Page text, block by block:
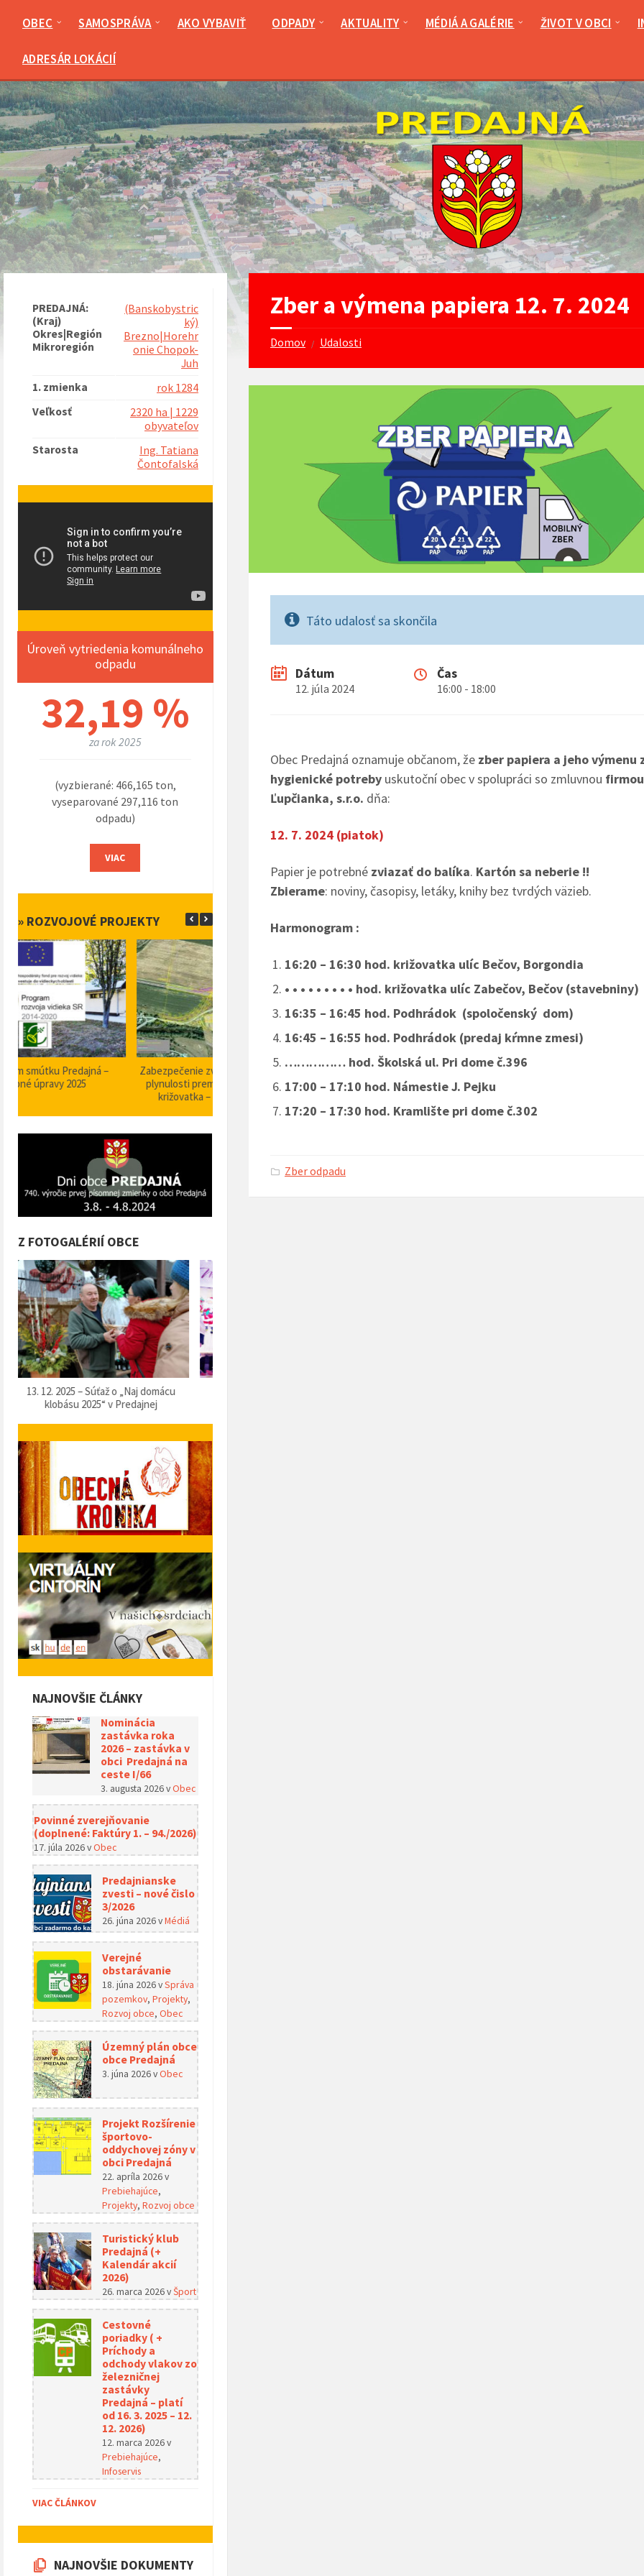
OBEC SAMOSPRÁVA AKO VYBAVIŤ ODPADY AKTUALITY MÉDIÁ A GALÉRIE ŽIVOT V OBCI
ADRESÁR LOKÁCIÍ
Zber a výmena papiera 12. 7. 2024
Domov / Udalosti
Táto udalosť sa skončila
Dátum
12. júla 2024
Čas
16:00 - 18:00
Obec Predajná oznamuje občanom, že zber papiera a jeho výmenu
hygienické potrebyuskutoční obec v spolupráci so zmluvnou firmou
Ľupčianka, s.r.o. dňa:
12. 7. 2024 (piatok)
Papier je potrebnézviazať do balíka. Kartón sa neberie !!
Zbierame: noviny, časopisy, letáky, knihy bez tvrdých väzieb.
Harmonogram :
16:20 – 16:30 hod. križovatka ulíc Bečov, Borgondia
• • • • • • • • • hod. križovatka ulíc Zabečov, Bečov (stavebniny)
16:35 – 16:45 hod. Podhrádok (spoločenský dom)
16:45 – 16:55 hod. Podhrádok (predaj kŕmne zmesi)
…………… hod. Školská ul. Pri dome č.396
17:00 – 17:10 hod. Námestie J. Pejku
17:20 – 17:30 hod. Kramlište pri dome č.302
Zber odpadu
PREDAJNÁ:
(Kraj)
Okres|Región
Mikroregión
(Banskobystric
ký)
Brezno|Horehr
onie Chopok-
Juh
1. zmienka
rok 1284
Veľkosť
2320 ha | 1229
obyvateľov
Starosta
Ing. Tatiana
Čontofalská
Úroveň vytriedenia komunálneho
odpadu
32,19 %
za rok 2025
(vyzbierané: 466,165 ton,
vyseparované 297,116 ton
odpadu)
VIAC
» ROZVOJOVÉ PROJEKTY
Zabezpečenie zvýšenia bezpečnosti a
plynulosti premávky – I/66 Predajná
križovatka – nehodové miesto
Projekt Podpora opatrení k zvyšovaniu
bezpečnosti dopravy a vybudovanie
orientačného informačného systému v
obci Predajná (rok 2023)
Nové autobusové zastávky I/66 (rok
2023)
Z FOTOGALÉRIÍ OBCE
07. 12. 2025 – Vítanie Mikuláša
NAJNOVŠIE ČLÁNKY
Nominácia
zastávka roka
2026 – zastávka v
obci Predajná na
ceste I/66
3. augusta 2026vObec
Povinné zverejňovanie
(doplnené: Faktúry 1. – 94./2026)
17. júla 2026vObec
Predajnianske
zvesti – nové čislo
3/2026
26. júna 2026vMédiá
Verejné
obstarávanie
18. júna 2026vSpráva
pozemkov, Projekty,
Rozvoj obce, Obec
Územný plán obce
obce Predajná
3. júna 2026vObec
Projekt Rozšírenie
športovo-
oddychovej zóny v
obci Predajná
22. apríla 2026v
Prebiehajúce,
Projekty, Rozvoj obce
Turistický klub
Predajná (+
Kalendár akcií
2026)
26. marca 2026vŠport
Cestovné
poriadky ( +
Príchody a
odchody vlakov zo
železničnej
zastávky
Predajná – platí
od 16. 3. 2025 – 12.
12. 2026)
12. marca 2026v
Prebiehajúce,
Infoservis
VIAC ČLÁNKOV
NAJNOVŠIE DOKUMENTY